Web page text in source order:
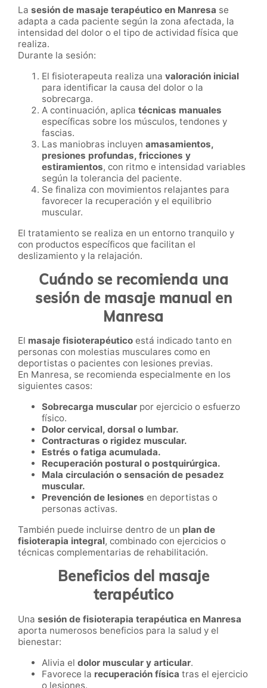
La sesión de masaje terapéutico en Manresa se
adapta a cada paciente según la zona afectada, la
intensidad del dolor o el tipo de actividad física que
realiza.
Durante la sesión:
El fisioterapeuta realiza una valoración inicial
para identificar la causa del dolor o la
sobrecarga.
A continuación, aplica técnicas manuales
específicas sobre los músculos, tendones y
fascias.
Las maniobras incluyen amasamientos,
presiones profundas, fricciones y
estiramientos, con ritmo e intensidad variables
según la tolerancia del paciente.
Se finaliza con movimientos relajantes para
favorecer la recuperación y el equilibrio
muscular.
El tratamiento se realiza en un entorno tranquilo y
con productos específicos que facilitan el
deslizamiento y la relajación.
Cuándo se recomienda una
sesión de masaje manual en
Manresa
El masaje fisioterapéutico está indicado tanto en
personas con molestias musculares como en
deportistas o pacientes con lesiones previas.
En Manresa, se recomienda especialmente en los
siguientes casos:
Sobrecarga muscular por ejercicio o esfuerzo
físico.
Dolor cervical, dorsal o lumbar.
Contracturas o rigidez muscular.
Estrés o fatiga acumulada.
Recuperación postural o postquirúrgica.
Mala circulación o sensación de pesadez
muscular.
Prevención de lesiones en deportistas o
personas activas.
También puede incluirse dentro de un plan de
fisioterapia integral, combinado con ejercicios o
técnicas complementarias de rehabilitación.
Beneficios del masaje
terapéutico
Una sesión de fisioterapia terapéutica en Manresa
aporta numerosos beneficios para la salud y el
bienestar:
Alivia el dolor muscular y articular.
Favorece la recuperación física tras el ejercicio
o lesiones.